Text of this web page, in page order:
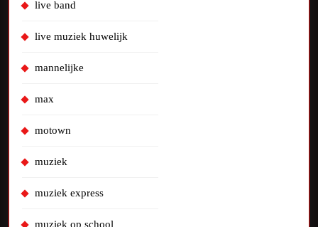
live band
live muziek huwelijk
mannelijke
max
motown
muziek
muziek express
muziek op school